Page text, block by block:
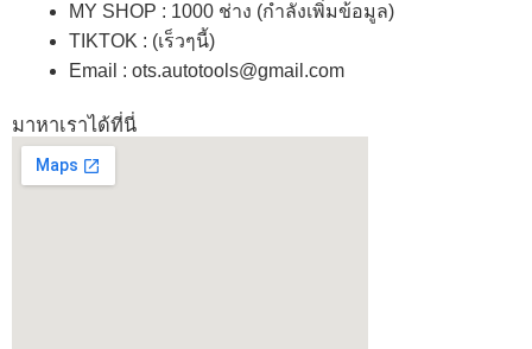
MY SHOP : 1000 ช่าง (กำลังเพิ่มข้อมูล)
TIKTOK : (เร็วๆนี้)
Email : ots.autotools@gmail.com
มาหาเราได้ที่นี่